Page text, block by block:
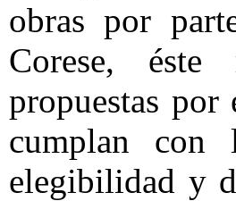
obras por
Corese, éste
propuestas por
cumplan con
elegibilidad y